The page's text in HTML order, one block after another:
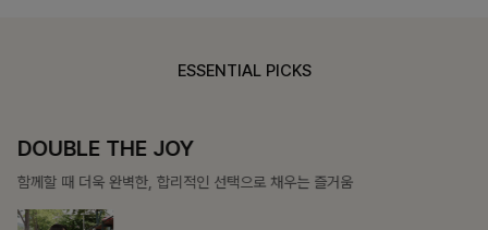
ESSENTIAL PICKS
DOUBLE THE JOY
함께할 때 더욱 완벽한, 합리적인 선택으로 채우는 즐거움